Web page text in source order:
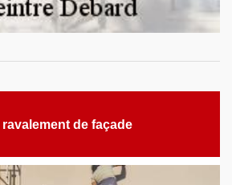
ravalement de façade